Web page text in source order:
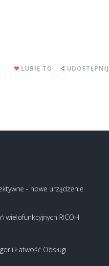
LUBIĘ TO UDOSTĘPNIJ
- nowe urządzenie
wielofunkcyjnych RICOH
Łatwość Obsługi